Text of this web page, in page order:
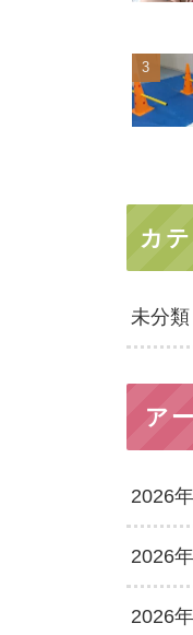
カ
未分類
ア
2026
2026
2026